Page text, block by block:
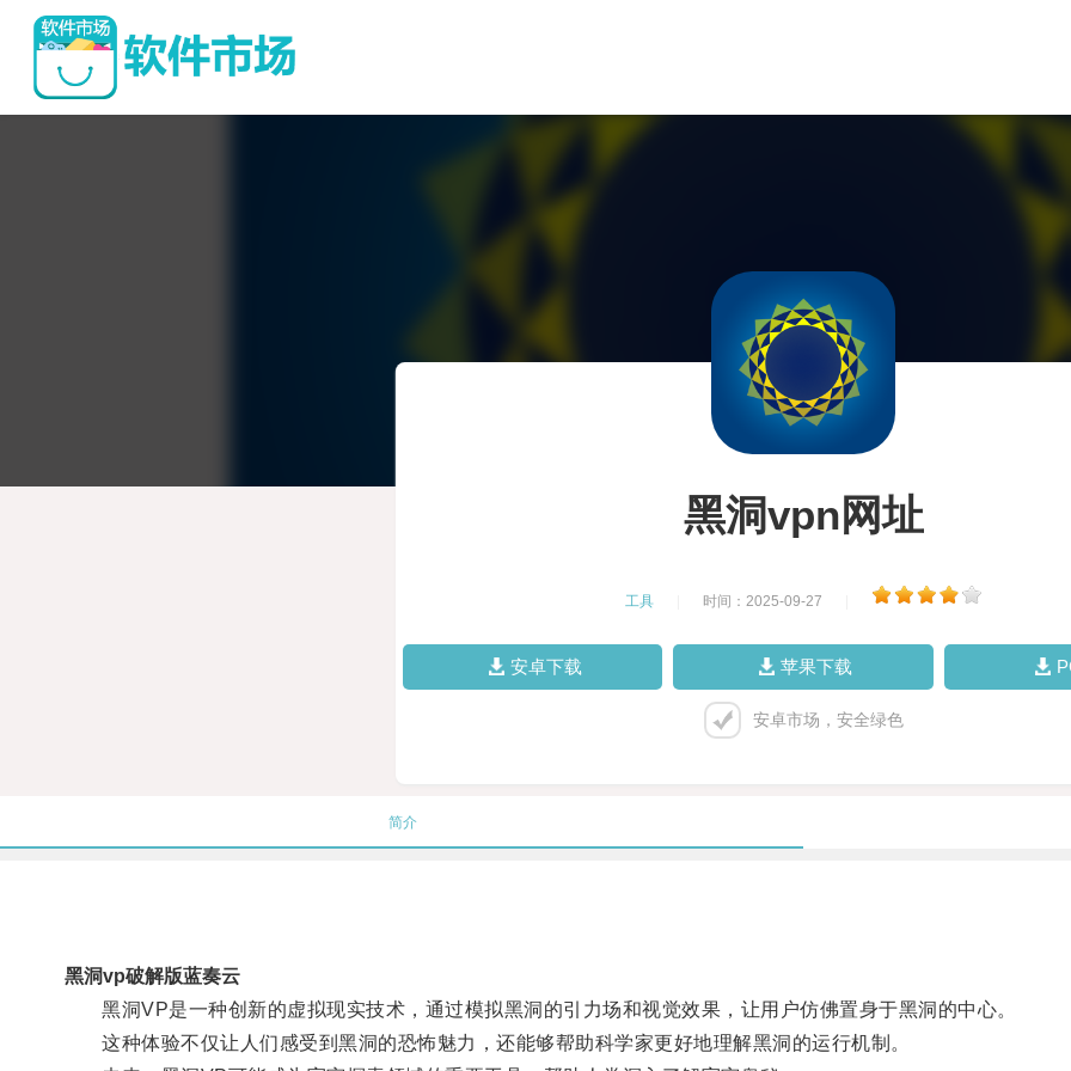
黑洞vpn网址
工具 时间：2025-09-27
安卓下载 苹果下载
安卓市场，安全绿色
简介
黑洞vp破解版蓝奏云
黑洞VP是一种创新的虚拟现实技术，通过模拟黑洞的引力场和视觉效果，让用户仿佛置身于黑洞的中心。
这种体验不仅让人们感受到黑洞的恐怖魅力，还能够帮助科学家更好地理解黑洞的运行机制。